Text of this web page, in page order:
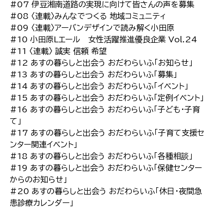
#07 伊豆湘南道路の実現に向けて皆さんの声を募集
#08 〈連載〉みんなでつくる 地域コミュニティ
#09 〈連載〉アーバンデザインで読み解く小田原
#10 小田原Lエール 女性活躍推進優良企業 Vol.24
#11 〈連載〉 誠実 信頼 希望
#12 あすの暮らしと出会う おだわらいふ「お知らせ」
#13 あすの暮らしと出会う おだわらいふ「募集」
#14 あすの暮らしと出会う おだわらいふ「イベント」
#15 あすの暮らしと出会う おだわらいふ「定例イベント」
#16 あすの暮らしと出会う おだわらいふ「子ども・子育
て」
#17 あすの暮らしと出会う おだわらいふ「子育て支援セ
ンター関連イベント」
#18 あすの暮らしと出会う おだわらいふ「各種相談」
#19 あすの暮らしと出会う おだわらいふ「保健センター
からのお知らせ」
#20 あすの暮らしと出会う おだわらいふ「休日・夜間急
患診療カレンダー」